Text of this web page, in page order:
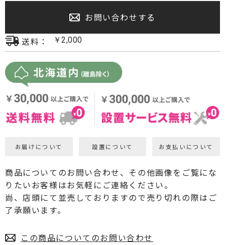
お問い合わせする
送料：
￥2,000
お届けについて 設置について お支払いについて
商品についてのお問い合わせ、その他画像をご覧にな
りたいお客様はお気軽にご連絡ください。
尚、店頭にて並売しておりますので売り切れの際はご
了承願います。
この商品についてのお問い合わせ